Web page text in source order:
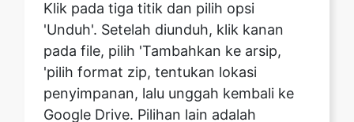
'pilih format zip, tentukan lokasi
penyimpanan, lalu unggah kembali ke
Google Drive. Pilihan lain adalah
menggunakan safezipkit.com, unggah
file dari Google Drive, klik 'file zip', lalu
pilih opsi 'Unduh'. Setelah itu, kirim file